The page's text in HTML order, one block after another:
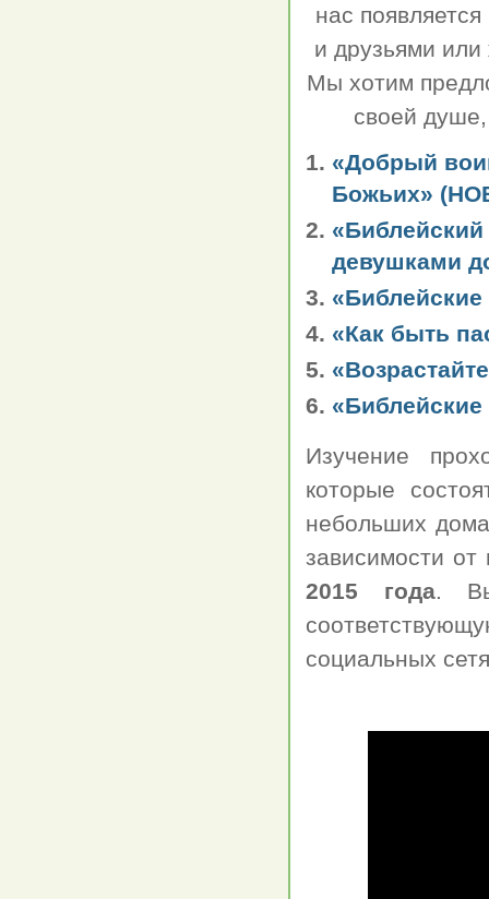
нас
и друзьями
Мы хотим
своей
«Добрый
Божьих»
девушками
«Как быть
Изучение
которые
небольших
зависимости
2015 года. Вы
социальных